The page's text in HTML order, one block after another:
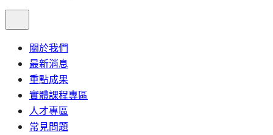
關於我們
最新消息
重點成果
實體課程專區
人才專區
常見問題